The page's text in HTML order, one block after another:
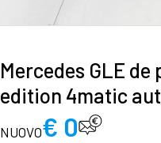
Mercedes GLE
edition 4matic
NUOVO€ 0